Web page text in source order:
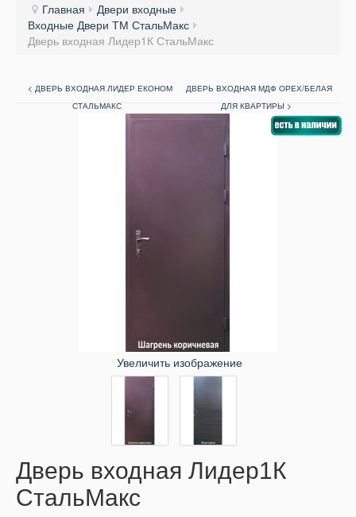
Главная
Двери входные
Входные Двери ТМ СтальМакс
Дверь входная Лидер1К СтальМакс
< ДВЕРЬ ВХОДНАЯ ЛИДЕР ЕКОНОМ
СТАЛЬМАКС
ДВЕРЬ ВХОДНАЯ МДФ ОРЕХ/БЕЛАЯ
ДЛЯ КВАРТИРЫ >
Увеличить изображение
Дверь входная Лидер1К
СтальМакс